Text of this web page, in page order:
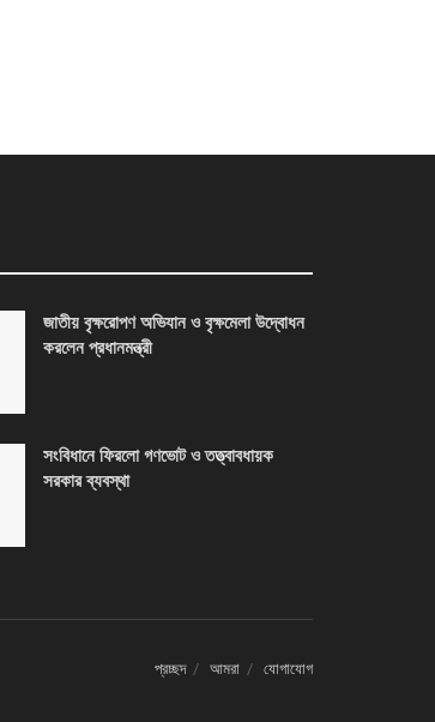
জাতীয় বৃক্ষরোপণ অভিযান ও বৃক্ষমেলা উদ্বোধন
করলেন প্রধানমন্ত্রী
সংবিধানে ফিরলো গণভোট ও তত্ত্বাবধায়ক
সরকার ব্যবস্থা
প্রচ্ছদ আমরা যোগাযোগ